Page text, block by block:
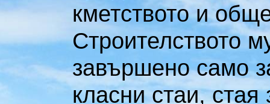
кметството и
Строителството
завършено само
класни стаи,